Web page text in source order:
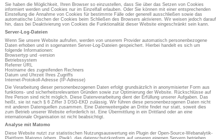
Sie haben die Möglichkeit, Ihren Browser so einzustellen, dass Sie über das Setzen von Cookies
informiert werden und Cookies nur im Einzelfall erlauben. Oder Sie können mit einer entsprechenden
Einstellung die Annahme von Cookies für bestimmte Fälle oder generell ausschließen sowie das
automatische Löschen der Cookies beim Schließen des Browsers aktivieren. Wir weisen jedoch darauf
hin, dass bei Deaktivierung von Cookies die Funktionalität dieser Website eingeschränkt sein kann.
Server-Log-Dateien
Wenn Sie unsere Website aufrufen, werden von unserem Provider automatisch personenbezogene
Daten erhoben und in sogenannten Server-Log-Dateien gespeichert. Hierbei handelt es sich um
folgende Informationen:
Browsertyp und -version
Betriebssystem
Referrer URL
Hostname des zugreifenden Rechners
Datum und Uhrzeit Ihres Zugriffs
Internet-Protokoll-Adresse (IP-Adresse)
Die Verarbeitung dieser personenbezogenen Daten erfolgt grundsätzlich in anonymisierter Form aus
funktions- und sicherheitsrelevanten Gründen sowie zur Optimierung der Website. Rückschlüsse auf
Ihre Person sind nicht möglich. Diese Datenverarbeitung dient der Erfüllung unserer Aufgaben. Das
heißt, sie ist nach § 6 Ziffer 3 DSG-EKD zulässig. Wir führen diese personenbezogenen Daten nicht
mit anderen Datenquellen zusammen. Eine Datenweitergabe an Dritte findet nur statt, soweit dies
zum Betrieb unserer Website erforderlich ist. Eine Übermittlung in ein Drittland oder an eine
internationale Organisation ist nicht beabsichtigt.
Analyse mit Matomo
Diese Website nutzt zur statistischen Nutzungsauswertung ein Plugin der Open-Source-Webanalytik-
Plattform Matomo (ehem. Piwik), das datenschutzkonform auf unseren eigenen Servern betrieben